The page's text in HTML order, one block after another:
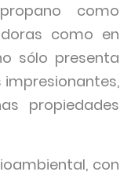
como
como en
sólo presenta
impresionantes,
propiedades
con